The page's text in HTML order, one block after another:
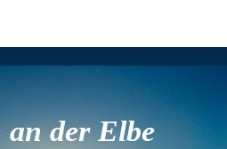
der Elbe